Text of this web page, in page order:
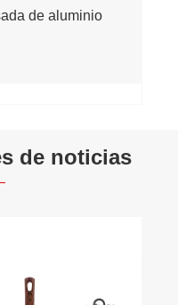
de aluminio
de noticias